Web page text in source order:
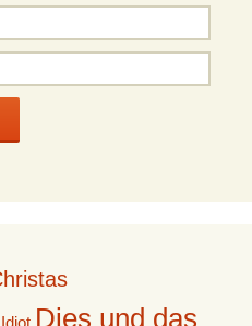
Dies und das